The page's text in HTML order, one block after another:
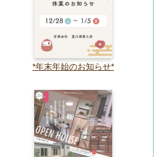
*年末年始のお知らせ*